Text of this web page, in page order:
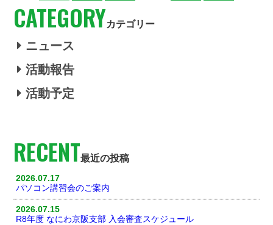
CATEGORYカテゴリー
ニュース
活動報告
活動予定
RECENT最近の投稿
2026.07.17
パソコン講習会のご案内
2026.07.15
R8年度 なにわ京阪支部 入会審査スケジュール